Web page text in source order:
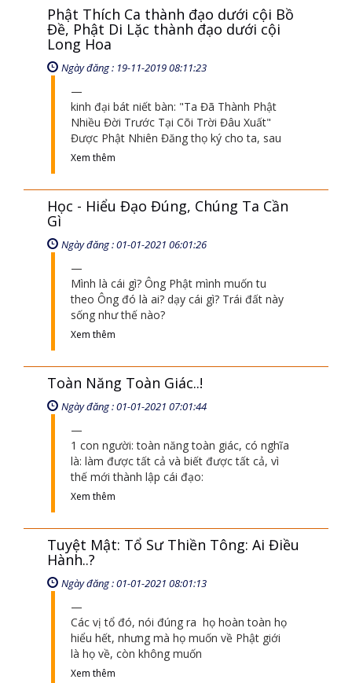
Phật Thích Ca thành đạo dưới cội Bồ
Đề, Phật Di Lặc thành đạo dưới cội
Long Hoa
Ngày đăng : 19-11-2019 08:11:23
kinh đại bát niết bàn: "Ta Đã Thành Phật
Nhiều Đời Trước Tại Cõi Trời Đâu Xuất"
Được Phật Nhiên Đăng thọ ký cho ta, sau
Xem thêm
Học - Hiểu Đạo Đúng, Chúng Ta Cần
Gì
Ngày đăng : 01-01-2021 06:01:26
Mình là cái gì? Ông Phật mình muốn tu
theo Ông đó là ai? dạy cái gì? Trái đất này
sống như thế nào?
Xem thêm
Toàn Năng Toàn Giác..!
Ngày đăng : 01-01-2021 07:01:44
1 con người: toàn năng toàn giác, có nghĩa
là: làm được tất cả và biết được tất cả, vì
thế mới thành lập cái đạo:
Xem thêm
Tuyệt Mật: Tổ Sư Thiền Tông: Ai Điều
Hành..?
Ngày đăng : 01-01-2021 08:01:13
Các vị tổ đó, nói đúng ra họ hoàn toàn họ
hiểu hết, nhưng mà họ muốn về Phật giới
là họ về, còn không muốn
Xem thêm